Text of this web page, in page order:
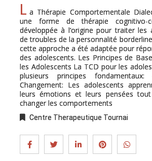
L a Thérapie Comportementale
une forme de thérapie cognitivo-
développée à l’origine pour traiter les
de troubles de la personnalité
cette approche a été adaptée pour
des adolescents. Les Principes de
les Adolescents La TCD pour les
plusieurs principes
Changement: Les adolescents
leurs émotions et leurs pensées
changer les comportements
Centre Therapeutique Tournai